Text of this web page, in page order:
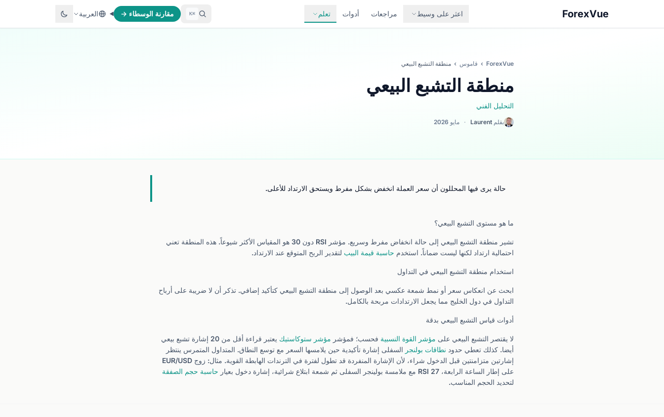
ForexVue اعثر على وسيط مراجعات أدوات تعلم ⌘K مقارنة الوسطاء → العربية
ForexVue
› قاموس › منطقة التشبع البيعي
منطقة التشبع البيعي
التحليل الفني
بقلم Laurent
· مايو 2026
حالة يرى فيها المحللون أن سعر العملة انخفض بشكل مفرط ويستحق الارتداد للأعلى.
ما هو مستوى التشبع البيعي؟
تشير منطقة التشبع البيعي إلى حالة انخفاض مفرط وسريع. مؤشر RSI دون 30 هو المقياس الأكثر شيوعاً. هذه المنطقة تعني
احتمالية ارتداد لكنها ليست ضماناً. استخدم حاسبة قيمة البيب لتقدير الربح المتوقع عند الارتداد.
استخدام منطقة التشبع البيعي في التداول
ابحث عن انعكاس سعر أو نمط شمعة عكسي بعد الوصول إلى منطقة التشبع البيعي كتأكيد إضافي. تذكر أن لا ضريبة على أرباح
التداول في دول الخليج مما يجعل الارتدادات مربحة بالكامل.
أدوات قياس التشبع البيعي بدقة
لا يقتصر التشبع البيعي على مؤشر القوة النسبية فحسب؛ فمؤشر مؤشر ستوكاستيك
يعتبر قراءة أقل من 20 إشارة تشبع بيعي
أيضا. كذلك تعطي حدود نطاقات بولنجر السفلى إشارة تأكيدية حين يلامسها السعر مع توسع النطاق. المتداول المتمرس ينتظر
إشارتين متزامنتين قبل الدخول شراء، لأن الإشارة المنفردة قد تطول لفترة في الترندات الهابطة القوية. مثال: زوج EUR/USD
على إطار الساعة الرابعة، RSI 27 مع ملامسة بولينجر السفلى ثم شمعة ابتلاع شرائية، إشارة دخول بعيار
حاسبة حجم الصفقة
لتحديد الحجم المناسب.